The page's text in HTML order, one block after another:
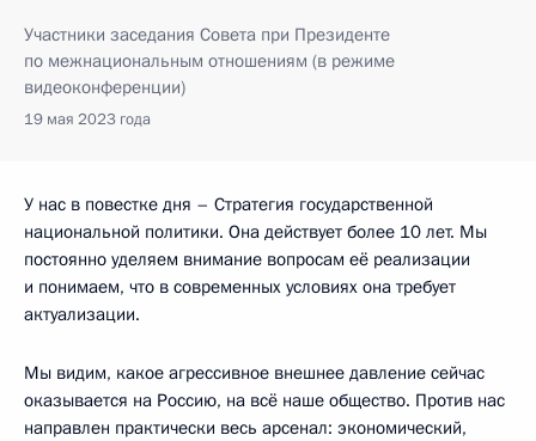
Участники заседания Совета при Президенте
по межнациональным отношениям (в режиме
видеоконференции)
19 мая 2023 года
У нас в повестке дня – Стратегия государственной
национальной политики. Она действует более 10 лет. Мы
постоянно уделяем внимание вопросам её реализации
и понимаем, что в современных условиях она требует
актуализации.
Мы видим, какое агрессивное внешнее давление сейчас
оказывается на Россию, на всё наше общество. Против нас
направлен практически весь арсенал: экономический,